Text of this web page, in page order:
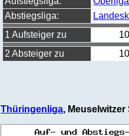
Abstiegsliga:
1 Aufsteiger zu
2 Absteiger zu
Thüringenliga, Meuselwitzer